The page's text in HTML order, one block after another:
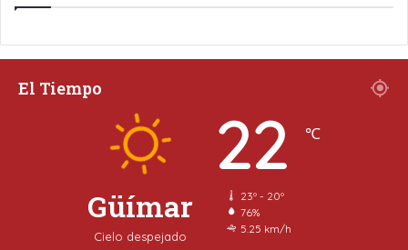
El Tiempo
Güímar
Cielo despejado
22 ℃
23º - 20º
76%
5.25 km/h